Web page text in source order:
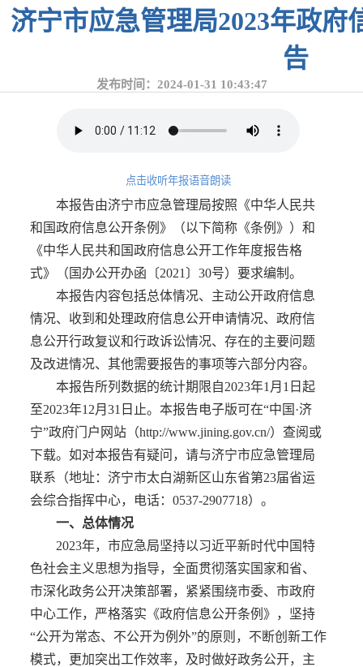
济宁市应急管理局2023年政府
告
发布时间：2024-01-31 10:43:47
点击收听年报语音朗读
本报告由济宁市应急管理局按照《中华人民共
和国政府信息公开条例》（以下简称《条例》）和
《中华人民共和国政府信息公开工作年度报告格
式》（国办公开办函〔2021〕30号）要求编制。
本报告内容包括总体情况、主动公开政府信息
情况、收到和处理政府信息公开申请情况、政府信
息公开行政复议和行政诉讼情况、存在的主要问题
及改进情况、其他需要报告的事项等六部分内容。
本报告所列数据的统计期限自2023年1月1日起
至2023年12月31日止。本报告电子版可在“中国·济
宁”政府门户网站（http://www.jining.gov.cn/）查阅或
下载。如对本报告有疑问，请与济宁市应急管理局
联系（地址：济宁市太白湖新区山东省第23届省运
会综合指挥中心，电话：0537-2907718）。
一、总体情况
2023年，市应急局坚持以习近平新时代中国特
色社会主义思想为指导，全面贯彻落实国家和省、
市深化政务公开决策部署，紧紧围绕市委、市政府
中心工作，严格落实《政府信息公开条例》，坚持
“公开为常态、不公开为例外”的原则，不断创新工作
模式，更加突出工作效率，及时做好政务公开，主